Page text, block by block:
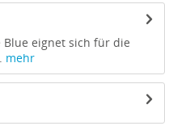
eignet sich für die
mehr